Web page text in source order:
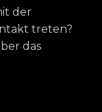
der
treten?
das